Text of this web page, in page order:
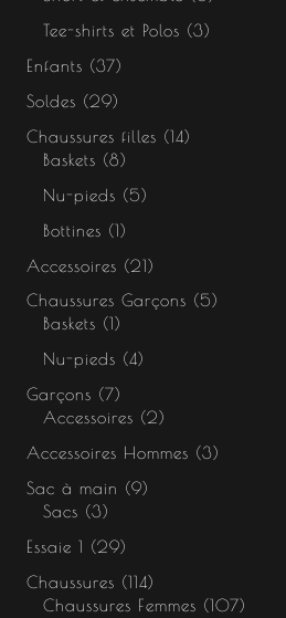
Tee-shirts et Polos
3
Enfants
37
Soldes
29
Chaussures filles
14
Baskets
8
Nu-pieds
5
Bottines
1
Accessoires
21
Chaussures Garçons
5
Baskets
1
Nu-pieds
4
Garçons
7
Accessoires
2
Accessoires Hommes
3
Sac à main
9
Sacs
3
Essaie 1
29
Chaussures
114
Chaussures Femmes
107